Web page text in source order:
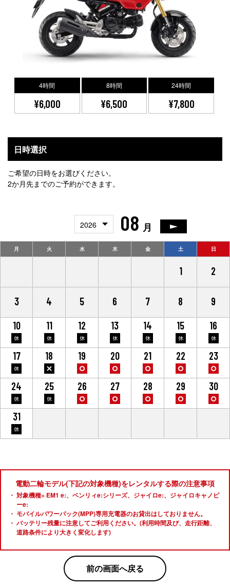
4時間
¥6,000
8時間
¥6,500
24時間
¥7,800
日時選択
ご希望の日時をお選びください。
2か月先までのご予約ができます。
2026 08 月
月 火 水 木 金 土 日
1 2
3 4 5 6 7 8
9
10
11 12 13 14 15 16
17 18 19 20 21 22 23
24 25 26 27 28 29 30
31
電動二輪モデル(下記の対象機種)をレンタルする際の注意事項
対象機種= EM1 e:、ベンリィe:シリーズ、ジャイロe:、ジャイロキャノピ
ーe:
モバイルパワーパック(MPP)専用充電器のお貸出はしておりません。
バッテリー残量に注意してご利用ください。(利用時間及び、走行距離、
道路条件により大きく変化します)
前の画面へ戻る